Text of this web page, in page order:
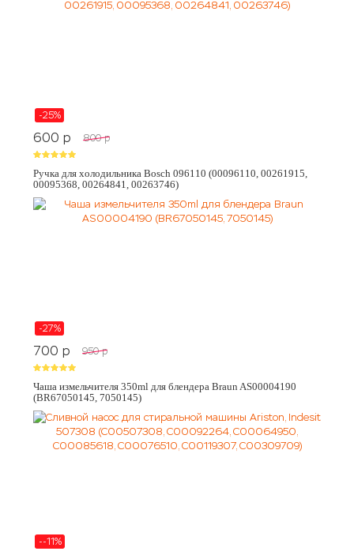
-25%
600 p 800 p
Ручка для холодильника Bosch 096110 (00096110, 00261915,
00095368, 00264841, 00263746)
-27%
700 p 950 p
Чаша измельчителя 350ml для блендера Braun AS00004190
(BR67050145, 7050145)
--11%